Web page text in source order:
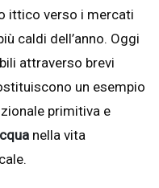
ittico verso i mercati
caldi dell’anno. Oggi
attraverso brevi
un esempio
primitiva e
nella vita